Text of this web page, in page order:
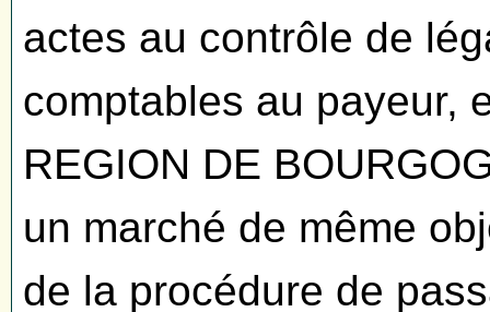
actes au contrôle de
comptables au payeur,
REGION DE
un marché de même
de la procédure de